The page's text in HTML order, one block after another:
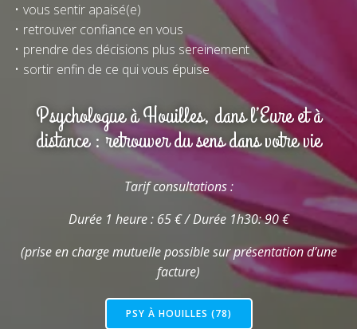
vous sentir apaisé(e)
retrouver confiance en vous
prendre des décisions plus sereinement
sortir enfin de ce qui vous épuise
Psychologue à Houilles, dans l’Eure et à
distance : retrouver du sens dans votre vie
Tarif consultations :
Durée 1 heure : 65 € / Durée 1h30: 90 €
(prise en charge mutuelle possible sur présentation d’une
facture)
PSY À HOUILLES (78)